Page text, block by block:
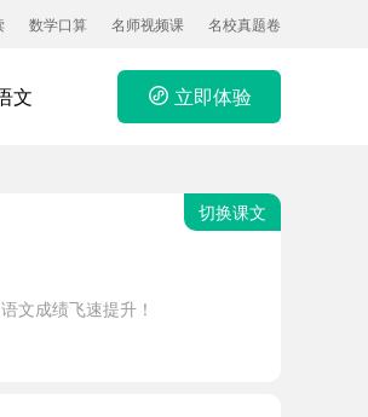
数学口算 名师视频课 名校真题卷
文 立即体验
文成绩飞速提升！
切换课文